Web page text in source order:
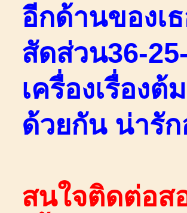
อีกด้านของเ
สัดส่วน36-
เครื่องเรื่อง
ด้วยกัน น่ารั
สนใจติดต่อส